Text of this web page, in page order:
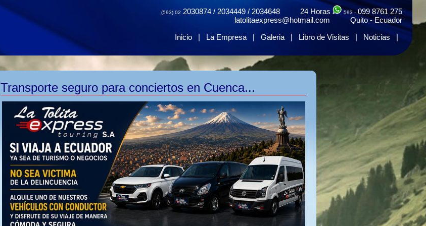
(593) 02 2030874 / 2034449 / 2034648 24 Horas 593 -099 8761 275
latolitaexpress@hotmail.com Quito - Ecuador
Inicio | La Empresa |Galeria | Libro de Visitas | Noticias |
Transporte seguro para conciertos en Cuenca...